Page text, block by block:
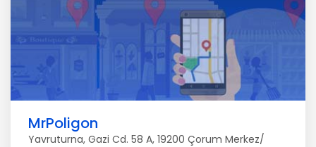
MrPoligon
Yavruturna, Gazi Cd. 58 A, 19200 Çorum Merkez/